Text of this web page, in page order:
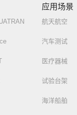
应用场景
航天航空
汽车测试
医疗器械
试验台架
海洋船舶